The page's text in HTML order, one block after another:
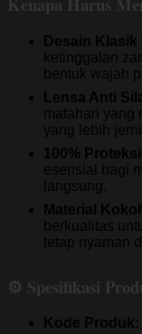
Desain Klasik
ketinggalan
bentuk wajah
Lensa Anti
matahari yang
yang lebih
100%
esensial bagi
langsung.
Material
berkualitas
tetap nyaman
⚙️ Spesifikasi
Kode Produk: